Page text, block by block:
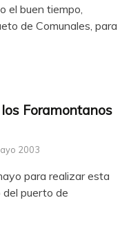
el buen tiempo,
de Comunales, para
Foramontanos
2003
para realizar esta
puerto de